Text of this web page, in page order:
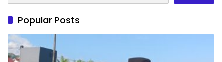
Popular Posts